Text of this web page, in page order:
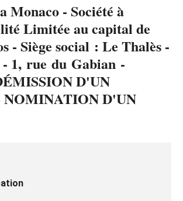
Monaco - Société à
Limitée au capital de
- Siège social : Le Thalès -
- 1, rue du Gabian -
D'UN
NOMINATION D'UN